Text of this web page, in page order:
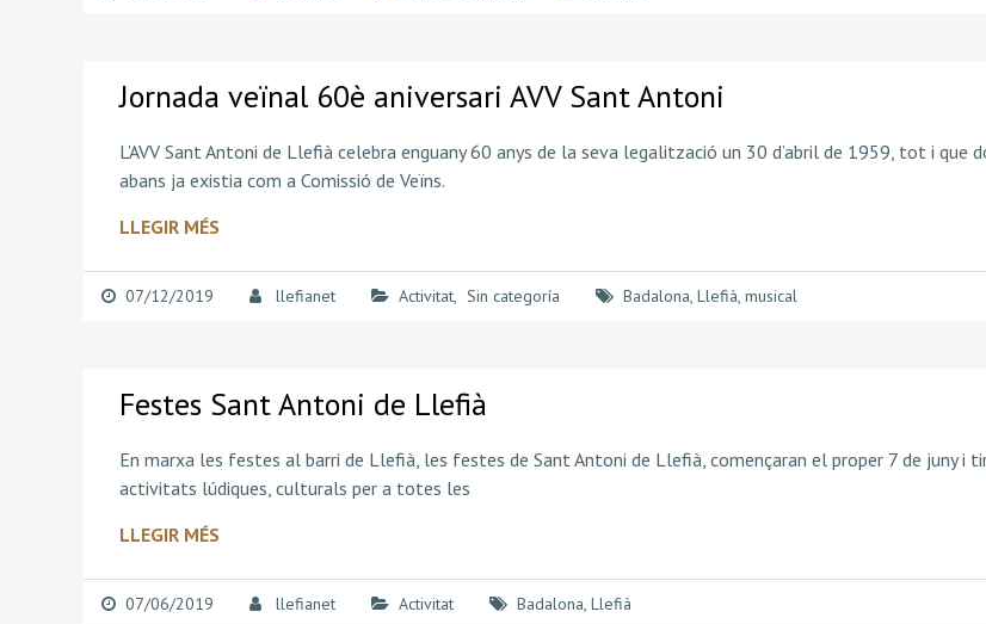
Jornada veïnal 60è aniversari AVV Sant Antoni
L’AVV Sant Antoni de Llefià celebra enguany 60 anys de la seva legalització un 30 d’abril de 1959, tot i que
abans ja existia com a Comissió de Veïns.
LLEGIR MÉS
07/12/2019 llefianet Activitat, Sin categoría Badalona, Llefià, musical
Festes Sant Antoni de Llefià
En marxa les festes al barri de Llefià, les festes de Sant Antoni de Llefià, començaran el proper 7 de juny i
activitats lúdiques, culturals per a totes les
LLEGIR MÉS
07/06/2019 llefianet Activitat Badalona, Llefià